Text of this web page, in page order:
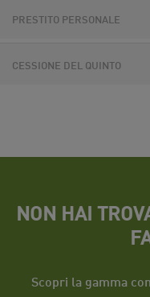
PRESTITO PERSONALE
CESSIONE DEL QUINTO
NON HAI
Scopri la gamma